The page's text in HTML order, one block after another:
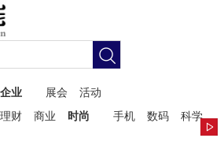
企业 展会
活动
理财 商业 时尚 手机 数码
科学